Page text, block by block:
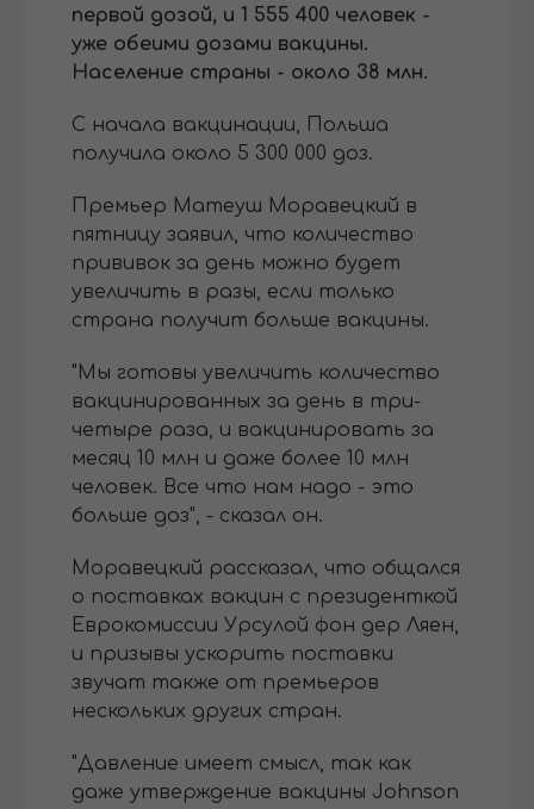
первой дозой, и 1 555 400 человек -
уже обеими дозами вакцины.
Население страны - около 38 млн.
С начала вакцинации, Польша
получила около 5 300 000 доз.
Премьер Матеуш Моравецкий в
пятницу заявил, что количество
прививок за день можно будет
увеличить в разы, если только
страна получит больше вакцины.
"Мы готовы увеличить количество
вакцинированных за день в три-
четыре раза, и вакцинировать за
месяц 10 млн и даже более 10 млн
человек. Все что нам надо - это
больше доз", - сказал он.
Моравецкий рассказал, что общался
о поставках вакцин с президенткой
Еврокомиссии Урсулой фон дер Ляен,
и призывы ускорить поставки
звучат также от премьеров
нескольких других стран.
"Давление имеет смысл, так как
даже утверждение вакцины Johnson